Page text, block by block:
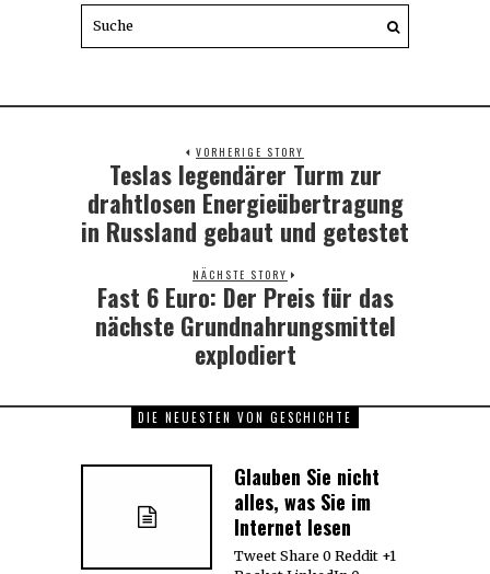
VORHERIGE STORY
Previous
post:
Teslas legendärer Turm zur
drahtlosen Energieübertragung
in Russland gebaut und getestet
NÄCHSTE STORY
Next
post:
Fast 6 Euro: Der Preis für das
nächste Grundnahrungsmittel
explodiert
DIE NEUESTEN VON GESCHICHTE
Glauben Sie nicht
alles, was Sie im
Internet lesen
Tweet Share 0 Reddit +1